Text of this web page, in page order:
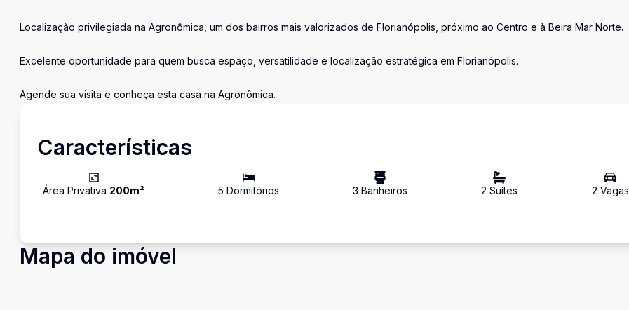
Localização privilegiada na Agronômica, um dos bairros mais valorizados de Florianópolis, próximo ao Centro e à Beira Mar Norte.
Excelente oportunidade para quem busca espaço, versatilidade e localização estratégica em Florianópolis.
Agende sua visita e conheça esta casa na Agronômica.
Características
Área Privativa 200m² 5 Dormitórios 3 Banheiros 2 Suítes 2 Vagas
Mapa do imóvel